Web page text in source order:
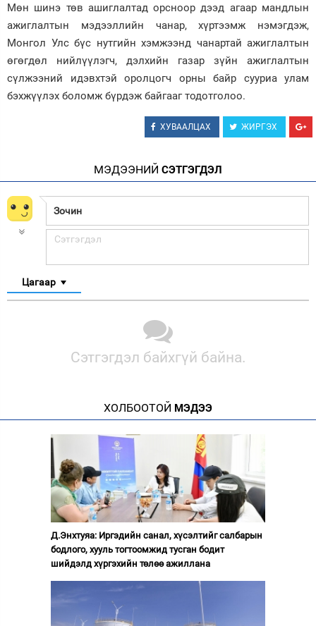
Мөн шинэ төв ашиглалтад орсноор дээд агаар мандлын
ажиглалтын мэдээллийн чанар, хүртээмж нэмэгдэж,
Монгол Улс бүс нутгийн хэмжээнд чанартай ажиглалтын
өгөгдөл нийлүүлэгч, дэлхийн газар зүйн ажиглалтын
сүлжээний идэвхтэй оролцогч орны байр сууриа улам
бэхжүүлэх боломж бүрдэж байгааг тодотголоо.
ХУВААЛЦАХ ЖИРГЭХ
МЭДЭЭНИЙ СЭТГЭГДЭЛ
Цагаар
Сэтгэгдэл байхгүй байна.
ХОЛБООТОЙ МЭДЭЭ
Д.Энхтуяа: Иргэдийн санал, хүсэлтийг салбарын
бодлого, хууль тогтоомжид тусган бодит
шийдэлд хүргэхийн төлөө ажиллана